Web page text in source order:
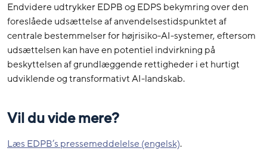
Endvidere udtrykker EDPB og EDPS bekymring over den
foreslåede udsættelse af anvendelsestidspunktet af
centrale bestemmelser for højrisiko-AI-systemer, eftersom
udsættelsen kan have en potentiel indvirkning på
beskyttelsen af grundlæggende rettigheder i et hurtigt
udviklende og transformativt AI-landskab.
Vil du vide mere?
Læs EDPB’s pressemeddelelse (engelsk).